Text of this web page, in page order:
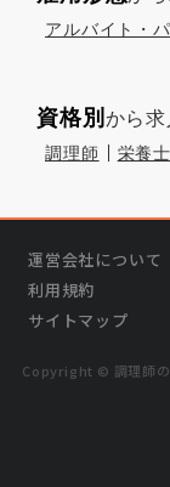
アルバイト・
資格別 から
調理師 栄養士
運営会社について
利用規約
サイトマップ
Copyright © 調理師